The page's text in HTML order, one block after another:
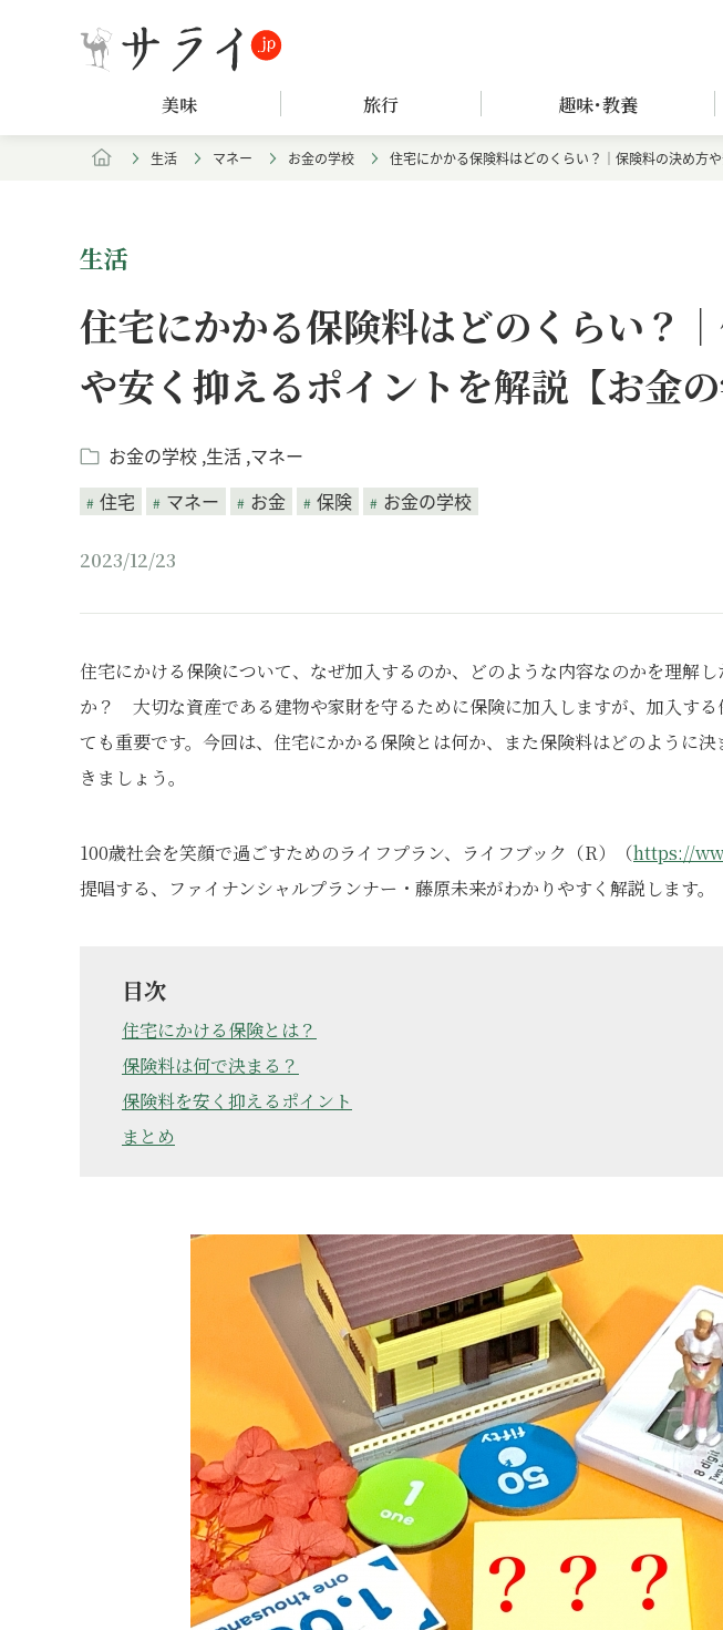
美味 旅行 趣味･教養
生活 マネー お金の学校 住宅にかかる保険料はどのくらい？｜保険料の決め方
生活
住宅にかかる保険料はどのくらい？
や安く抑えるポイントを解説【お金の
お金の学校 生活 マネー
住宅
マネー お金 保険 お金の学校
2023/12/23
住宅にかける保険について、なぜ加入するのか、どのような内容なのかを理解
か？ 大切な資産である建物や家財を守るために保険に加入しますが、加入する
ても重要です。今回は、住宅にかかる保険とは何か、また保険料はどのように
きましょう。
100歳社会を笑顔で過ごすためのライフプラン、ライフブック（R）（https://
提唱する、ファイナンシャルプランナー・藤原未来がわかりやすく解説します。
目次
住宅にかける保険とは？
保険料は何で決まる？
保険料を安く抑えるポイント
まとめ